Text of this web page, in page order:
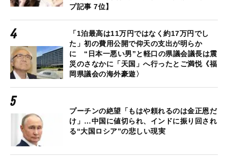
プ記事 7位】
「1泊最高は11万円ではなく約17万円でし
た」初の費用公開で仰天の支出が明らか
に “日本一悪い男”と軽口の県議会議長は震
災のさなかに「天国」へ行ったとご満悦《福
岡県議会の海外豪遊〉
プーチンの絶望「もはや頼れるのは金正恩だ
け」…中国に値切られ、インドに振り回され
る“大国ロシア”の悲しい現実